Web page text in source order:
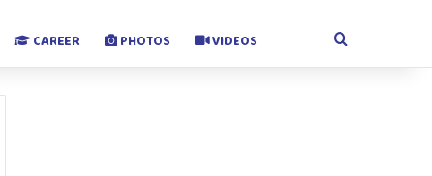
CAREER PHOTOS VIDEOS Search for